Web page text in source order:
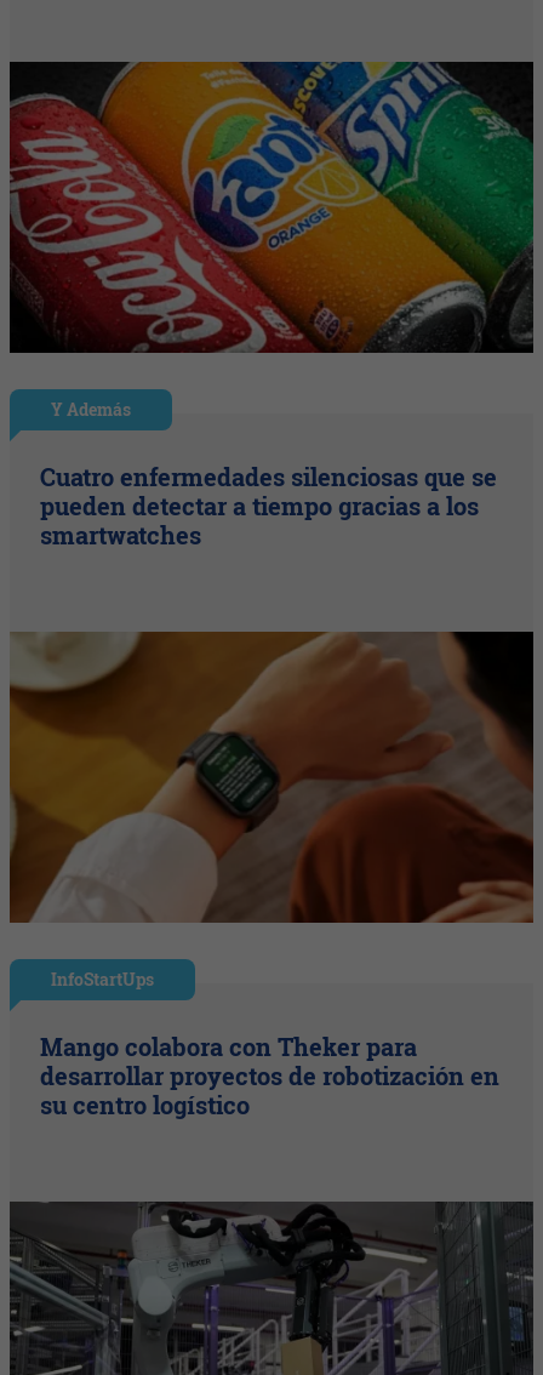
Y Además
Cuatro enfermedades silenciosas que se
pueden detectar a tiempo gracias a los
smartwatches
InfoStartUps
Mango colabora con Theker para
desarrollar proyectos de robotización en
su centro logístico